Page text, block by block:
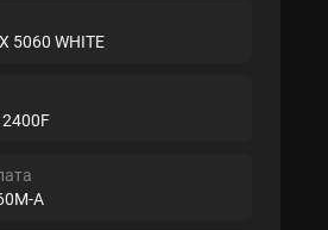
5060 WHITE
A